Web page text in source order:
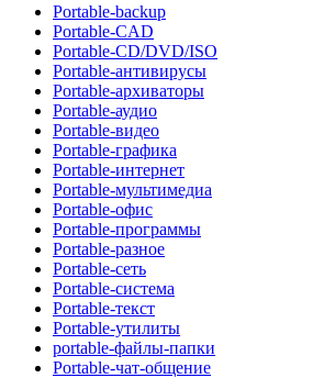
Portable-backup
Portable-CAD
Portable-CD/DVD/ISO
Portable-антивирусы
Portable-архиваторы
Portable-аудио
Portable-видео
Portable-графика
Portable-интернет
Portable-мультимедиа
Portable-офис
Portable-программы
Portable-разное
Portable-сеть
Portable-система
Portable-текст
Portable-утилиты
portable-файлы-папки
Portable-чат-общение